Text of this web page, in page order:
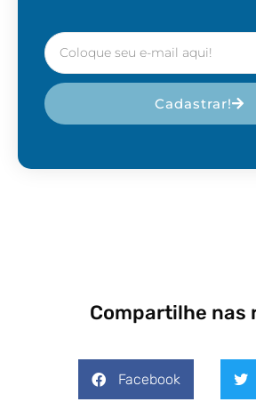
Cadastrar!
Compartilhe nas
Facebook